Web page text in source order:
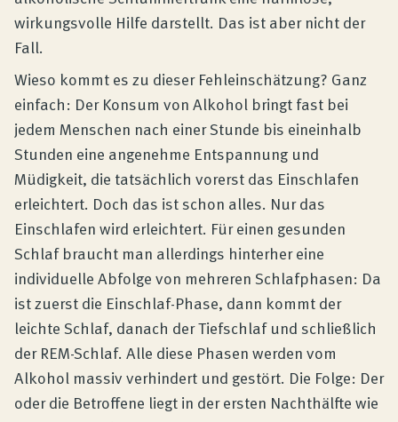
wirkungsvolle Hilfe darstellt. Das ist aber nicht der
Fall.
Wieso kommt es zu dieser Fehleinschätzung? Ganz
einfach: Der Konsum von Alkohol bringt fast bei
jedem Menschen nach einer Stunde bis eineinhalb
Stunden eine angenehme Entspannung und
Müdigkeit, die tatsächlich vorerst das Einschlafen
erleichtert. Doch das ist schon alles. Nur das
Einschlafen wird erleichtert. Für einen gesunden
Schlaf braucht man allerdings hinterher eine
individuelle Abfolge von mehreren Schlafphasen: Da
ist zuerst die Einschlaf-Phase, dann kommt der
leichte Schlaf, danach der Tiefschlaf und schließlich
der REM-Schlaf. Alle diese Phasen werden vom
Alkohol massiv verhindert und gestört. Die Folge: Der
oder die Betroffene liegt in der ersten Nachthälfte wie